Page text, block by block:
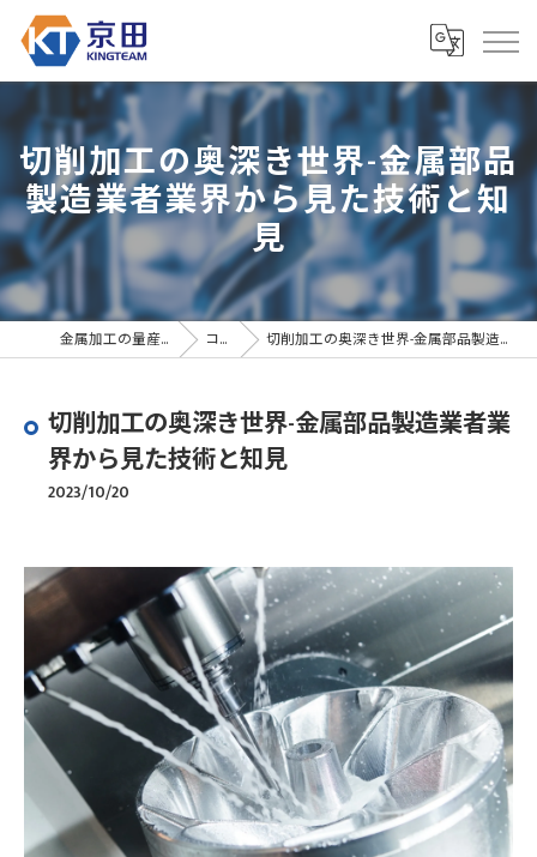
切削加工の奥深き世界-金属部品
製造業者業界から見た技術と知
見
金属加工の量産なら京田精密 コラム 切削加工の奥深き世界-金属部品製造業者業界から見た技術と知見
切削加工の奥深き世界-金属部品製造業者業
界から見た技術と知見
2023/10/20